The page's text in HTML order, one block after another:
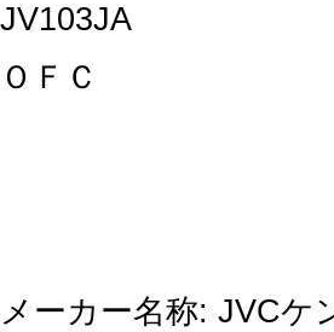
JV103JA
ＯＦＣ
メーカー名称: JVCケ